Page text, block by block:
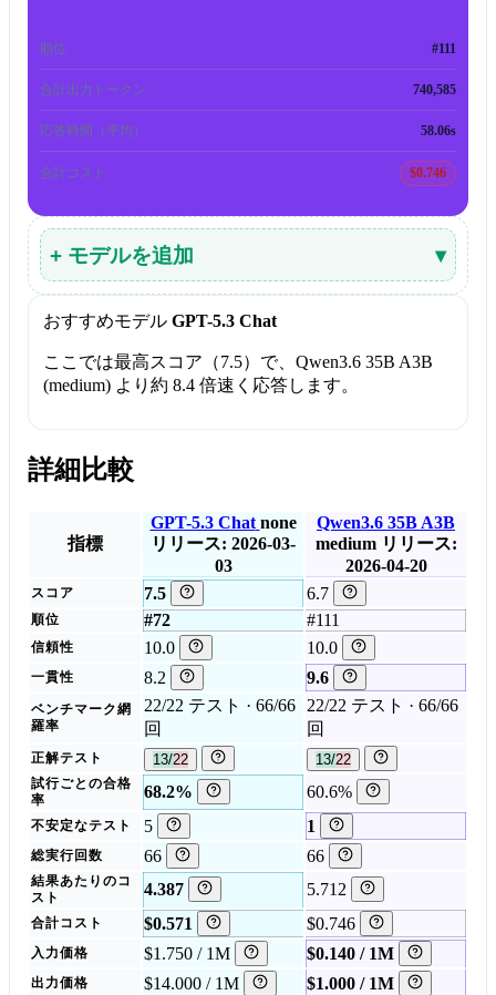
順位 #111
合計出力トークン 740,585
応答時間（平均） 58.06s
合計コスト $0.746
+ モデルを追加 ▾
おすすめモデル GPT-5.3 Chat
ここでは最高スコア（7.5）で、Qwen3.6 35B A3B
(medium) より約 8.4 倍速く応答します。
詳細比較
指標
GPT-5.3 Chat none
リリース: 2026-03-
03
Qwen3.6 35B A3B
medium リリース:
2026-04-20
スコア 7.5 6.7
順位 #72 #111
信頼性 10.0 10.0
一貫性 8.2 9.6
ベンチマーク網
羅率
22/22 テスト · 66/66
回
22/22 テスト · 66/66
回
正解テスト 13/22 13/22
試行ごとの合格
率
68.2% 60.6%
不安定なテスト 5 1
総実行回数 66 66
結果あたりのコ
スト
4.387 5.712
合計コスト $0.571 $0.746
入力価格 $1.750 / 1M $0.140 / 1M
出力価格 $14.000 / 1M $1.000 / 1M